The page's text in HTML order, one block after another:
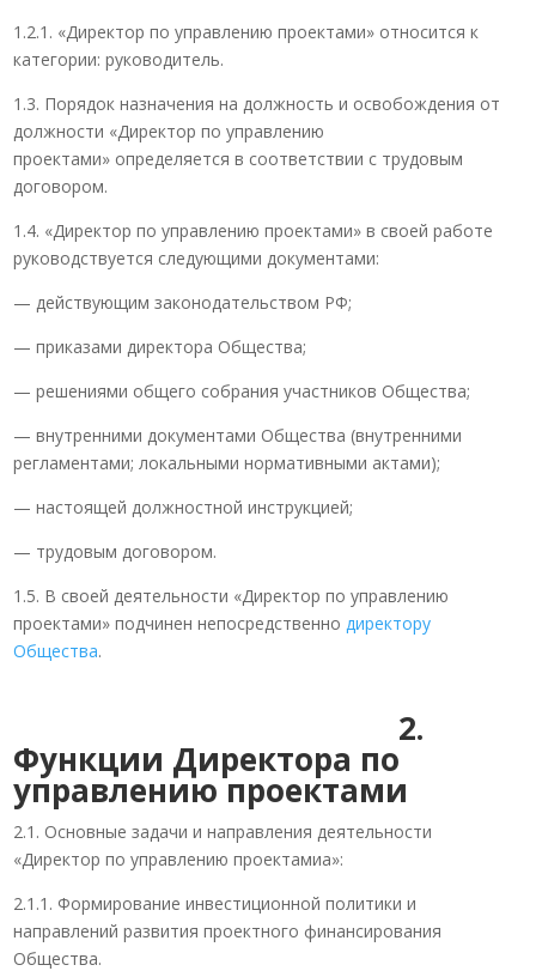
1.2.1. «Директор по управлению проектами» относится к
категории: руководитель.
1.3. Порядок назначения на должность и освобождения от
должности «Директор по управлению
проектами» определяется в соответствии с трудовым
договором.
1.4. «Директор по управлению проектами» в своей работе
руководствуется следующими документами:
— действующим законодательством РФ;
— приказами директора Общества;
— решениями общего собрания участников Общества;
— внутренними документами Общества (внутренними
регламентами; локальными нормативными актами);
— настоящей должностной инструкцией;
— трудовым договором.
1.5. В своей деятельности «Директор по управлению
проектами» подчинен непосредственно директору
Общества.
2.
Функции Директора по
управлению проектами
2.1. Основные задачи и направления деятельности
«Директор по управлению проектамиа»:
2.1.1. Формирование инвестиционной политики и
направлений развития проектного финансирования
Общества.